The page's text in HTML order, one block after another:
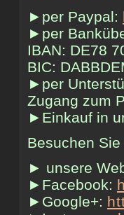
►per Paypal:
►per
IBAN: DE78
BIC:
►per
Zugang zum
►Einkauf in
Besuchen
► unsere
►Facebook:
►Google+: